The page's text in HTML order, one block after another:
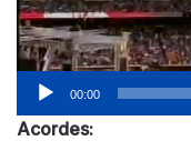
00:00
Acordes: